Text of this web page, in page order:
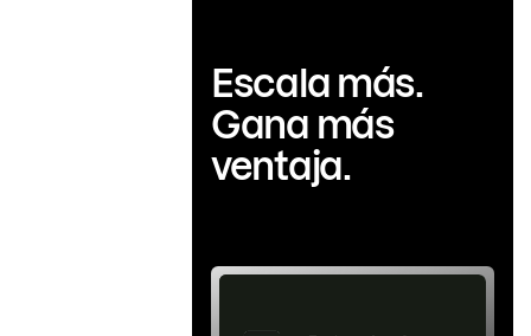
Escala más.
Gana más
ventaja.